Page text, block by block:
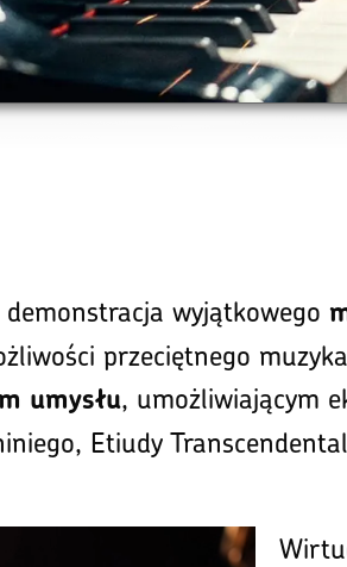
wyjątkowego
przeciętnego
umysłu, umożliwiającym
Etiudy